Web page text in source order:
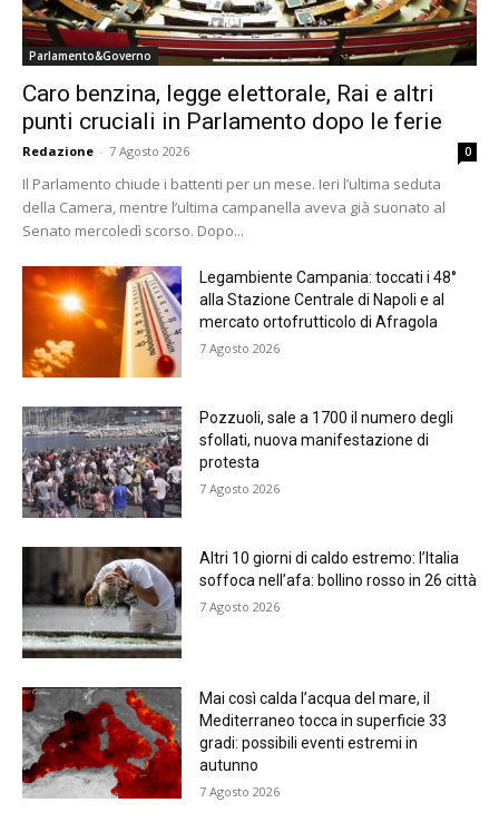
Parlamento&Governo
Caro benzina, legge elettorale, Rai e altri
punti cruciali in Parlamento dopo le ferie
Redazione - 7 Agosto 2026 0
Il Parlamento chiude i battenti per un mese. Ieri l’ultima seduta
della Camera, mentre l’ultima campanella aveva già suonato al
Senato mercoledì scorso. Dopo...
Legambiente Campania: toccati i 48°
alla Stazione Centrale di Napoli e al
mercato ortofrutticolo di Afragola
7 Agosto 2026
Pozzuoli, sale a 1700 il numero degli
sfollati, nuova manifestazione di
protesta
7 Agosto 2026
Altri 10 giorni di caldo estremo: l’Italia
soffoca nell’afa: bollino rosso in 26 città
7 Agosto 2026
Mai così calda l’acqua del mare, il
Mediterraneo tocca in superficie 33
gradi: possibili eventi estremi in
autunno
7 Agosto 2026